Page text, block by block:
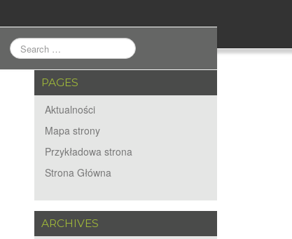
PAGES
Aktualności
Mapa strony
Przykładowa strona
Strona Główna
ARCHIVES